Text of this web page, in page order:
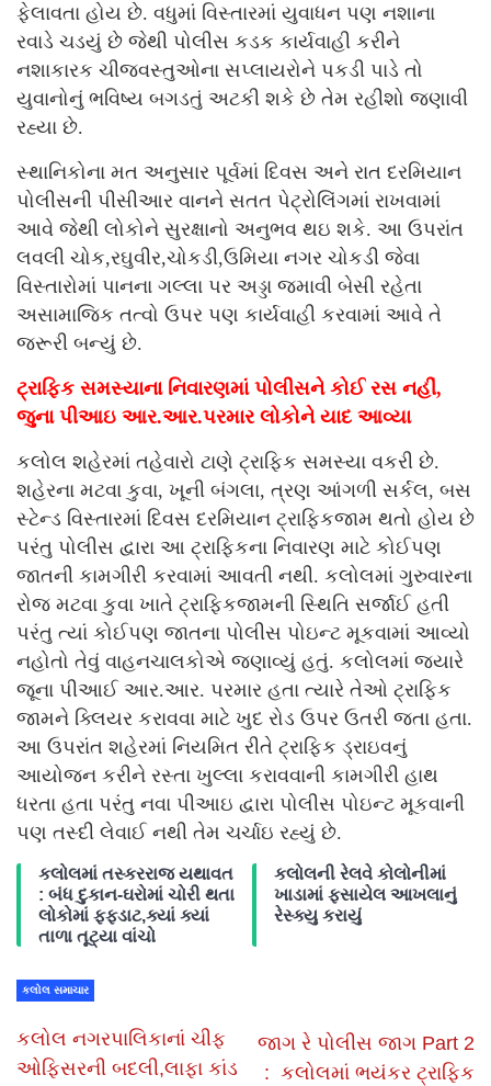
ફેલાવતા હોય છે. વધુમાં વિસ્તારમાં યુવાધન પણ નશાના
રવાડે ચડયું છે જેથી પોલીસ કડક કાર્યવાહી કરીને
નશાકારક ચીજવસ્તુઓના સપ્લાયરોને પકડી પાડે તો
યુવાનોનું ભવિષ્ય બગડતું અટકી શકે છે તેમ રહીશો જણાવી
રહ્યા છે.
સ્થાનિકોના મત અનુસાર પૂર્વમાં દિવસ અને રાત દરમિયાન
પોલીસની પીસીઆર વાનને સતત પેટ્રોલિંગમાં રાખવામાં
આવે જેથી લોકોને સુરક્ષાનો અનુભવ થઇ શકે. આ ઉપરાંત
લવલી ચોક,રઘુવીર,ચોકડી,ઉમિયા નગર ચોકડી જેવા
વિસ્તારોમાં પાનના ગલ્લા પર અડ્ડા જમાવી બેસી રહેતા
અસામાજિક તત્વો ઉપર પણ કાર્યવાહી કરવામાં આવે તે
જરૂરી બન્યું છે.
ટ્રાફિક સમસ્યાના નિવારણમાં પોલીસને કોઈ રસ નહીં,
જુના પીઆઇ આર.આર.પરમાર લોકોને યાદ આવ્યા
કલોલ શહેરમાં તહેવારો ટાણે ટ્રાફિક સમસ્યા વકરી છે.
શહેરના મટવા કુવા, ખૂની બંગલા, ત્રણ આંગળી સર્કલ, બસ
સ્ટેન્ડ વિસ્તારમાં દિવસ દરમિયાન ટ્રાફિકજામ થતો હોય છે
પરંતુ પોલીસ દ્વારા આ ટ્રાફિકના નિવારણ માટે કોઈપણ
જાતની કામગીરી કરવામાં આવતી નથી. કલોલમાં ગુરુવારના
રોજ મટવા કુવા ખાતે ટ્રાફિકજામની સ્થિતિ સર્જાઈ હતી
પરંતુ ત્યાં કોઈપણ જાતના પોલીસ પોઇન્ટ મૂકવામાં આવ્યો
નહોતો તેવું વાહનચાલકોએ જણાવ્યું હતું. કલોલમાં જ્યારે
જૂના પીઆઈ આર.આર. પરમાર હતા ત્યારે તેઓ ટ્રાફિક
જામને ક્લિયર કરાવવા માટે ખુદ રોડ ઉપર ઉતરી જતા હતા.
આ ઉપરાંત શહેરમાં નિયમિત રીતે ટ્રાફિક ડ્રાઇવનું
આયોજન કરીને રસ્તા ખુલ્લા કરાવવાની કામગીરી હાથ
ધરતા હતા પરંતુ નવા પીઆઇ દ્વારા પોલીસ પોઇન્ટ મૂકવાની
પણ તસ્દી લેવાઈ નથી તેમ ચર્ચાઇ રહ્યું છે.
કલોલમાં તસ્કરરાજ યથાવત
: બંધ દુકાન-ઘરોમાં ચોરી થતા
લોકોમાં ફફડાટ,ક્યાં ક્યાં
તાળા તૂટ્યા વાંચો
કલોલની રેલવે કોલોનીમાં
ખાડામાં ફસાયેલ આખલાનું
રેસ્ક્યુ કરાયું
કલોલ સમાચાર
કલોલ નગરપાલિકાનાં ચીફ
ઓફિસરની બદલી,લાફા કાંડ
જાગ રે પોલીસ જાગ Part 2
: કલોલમાં ભયંકર ટ્રાફિક